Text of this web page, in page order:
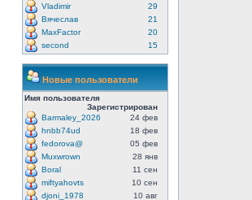
Vladimir
29
Вячеслав
21
MaxFactor
20
second
15
Новые пользователи
Имя пользователя
Зарегистрирован
Barmaley_2026
24 фев
hnbb74ud
18 фев
fedorova@
05 фев
Muxwrown
28 янв
Boral
11 сен
miftyahovts
10 сен
djoni_1978
10 авг